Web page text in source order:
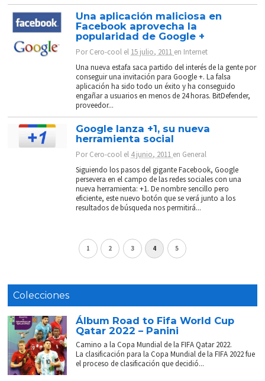
Una aplicación maliciosa en
Facebook aprovecha la
popularidad de Google +
PorCero-cool el 15 julio, 2011 en Internet
Una nueva estafa saca partido del interés de la gente por
conseguir una invitación para Google +. La falsa
aplicación ha sido todo un éxito y ha conseguido
engañar a usuarios en menos de 24 horas. BitDefender,
proveedor...
Google lanza +1, su nueva
herramienta social
PorCero-cool el 4 junio, 2011 en General
Siguiendo los pasos del gigante Facebook, Google
persevera en el campo de las redes sociales con una
nueva herramienta: +1. De nombre sencillo pero
eficiente, este nuevo botón que se verá junto a los
resultados de búsqueda nos permitirá...
1 2 3 4 5
Colecciones
Álbum Road to Fifa World Cup
Qatar 2022 – Panini
Camino a la Copa Mundial de la FIFA Qatar 2022.
La clasificación para la Copa Mundial de la FIFA 2022 fue
el proceso de clasificación que decidió...